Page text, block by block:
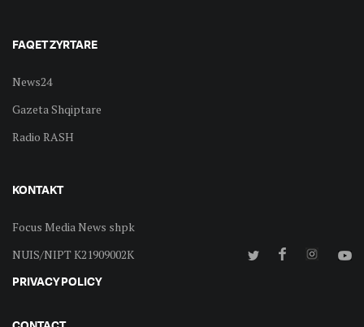
FAQET ZYRTARE
News24
Gazeta Shqiptare
Radio RASH
KONTAKT
Focus Media News shpk
NUIS/NIPT K21909002K
PRIVACY POLICY